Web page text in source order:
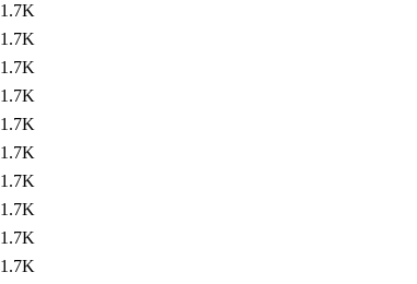
1.7K
1.7K
1.7K
1.7K
1.7K
1.7K
1.7K
1.7K
1.7K
1.7K